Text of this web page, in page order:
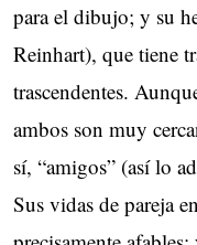
para el dibujo; y su
Reinhart), que tiene
trascendentes.
ambos son muy
sí, “amigos” (así lo
Sus vidas de pareja